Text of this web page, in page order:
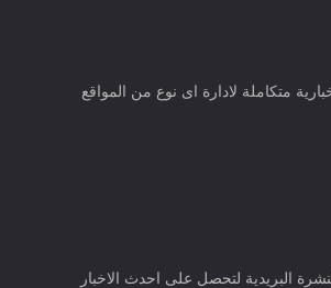
متكاملة لادارة اى نوع من المواقع
البريدية لتحصل على احدث الاخبار